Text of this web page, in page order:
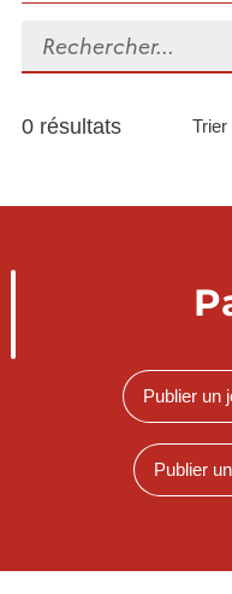
Rechercher...
0 résultats Trier
Publier un
Publier